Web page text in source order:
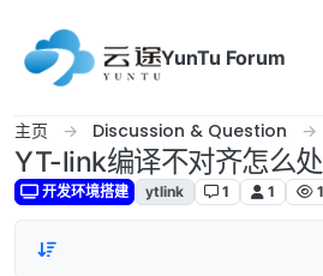
YunTu Forum
主页 Discussion & Question
YT-link编译不对齐怎么处
开发环境搭建 ytlink 1 1